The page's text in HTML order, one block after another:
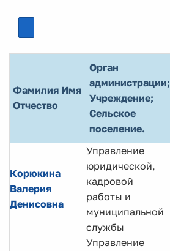
Фамилия Имя
Отчество
Орган
администрации;
Учреждение;
Сельское
поселение.
Корюкина
Валерия
Денисовна
Управление
юридической,
кадровой
работы и
муниципальной
службы
Управление